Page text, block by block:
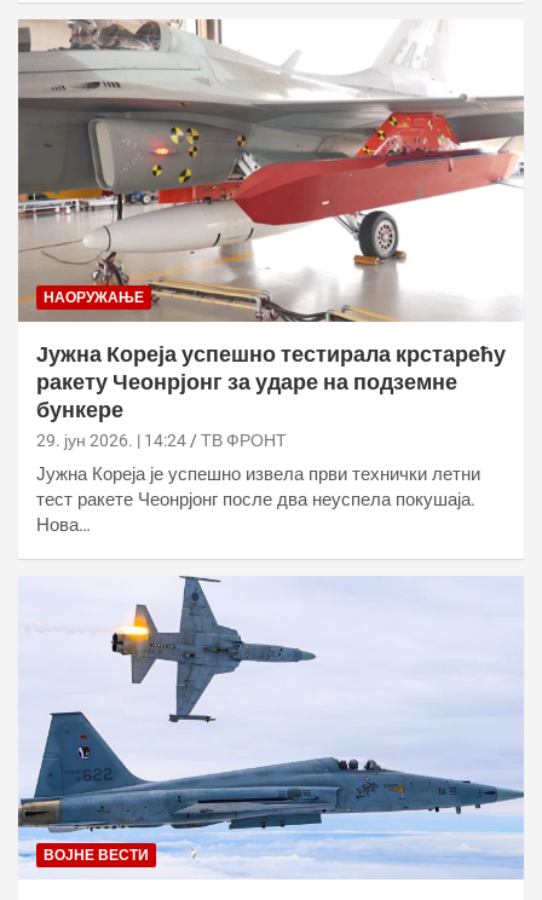
НАОРУЖАЊЕ
Јужна Кореја успешно тестирала крстарећу
ракету Чеонрјонг за ударе на подземне
бункере
29. јун 2026. | 14:24 ТВ ФРОНТ
Јужна Кореја је успешно извела први технички летни
тест ракете Чеонрјонг после два неуспела покушаја.
Нова…
ВОЈНЕ ВЕСТИ